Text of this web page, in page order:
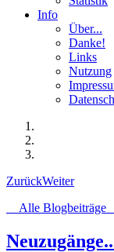
Info
Über...
Danke!
Links
Nutzung
ZurückWeiter
Alle Blogbeiträge